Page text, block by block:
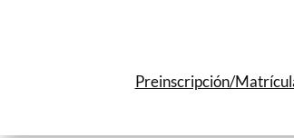
Preinscripción/